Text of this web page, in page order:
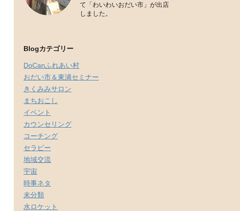
て「わいわいおだい市」が出店
しました。
Blogカテゴリー
DoCanふれあい村
おだい市＆東浦セミナー
きくみみサロン
まちおこし
イベント
カウンセリング
コーチング
セラピー
地域交流
宇宙
時事ネタ
未分類
水ロケット